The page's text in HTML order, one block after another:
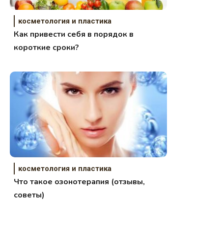
косметология и пластика
Как привести себя в порядок в
короткие сроки?
косметология и пластика
Что такое озонотерапия (отзывы,
советы)